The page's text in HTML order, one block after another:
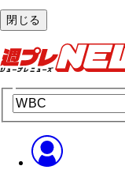
閉じる